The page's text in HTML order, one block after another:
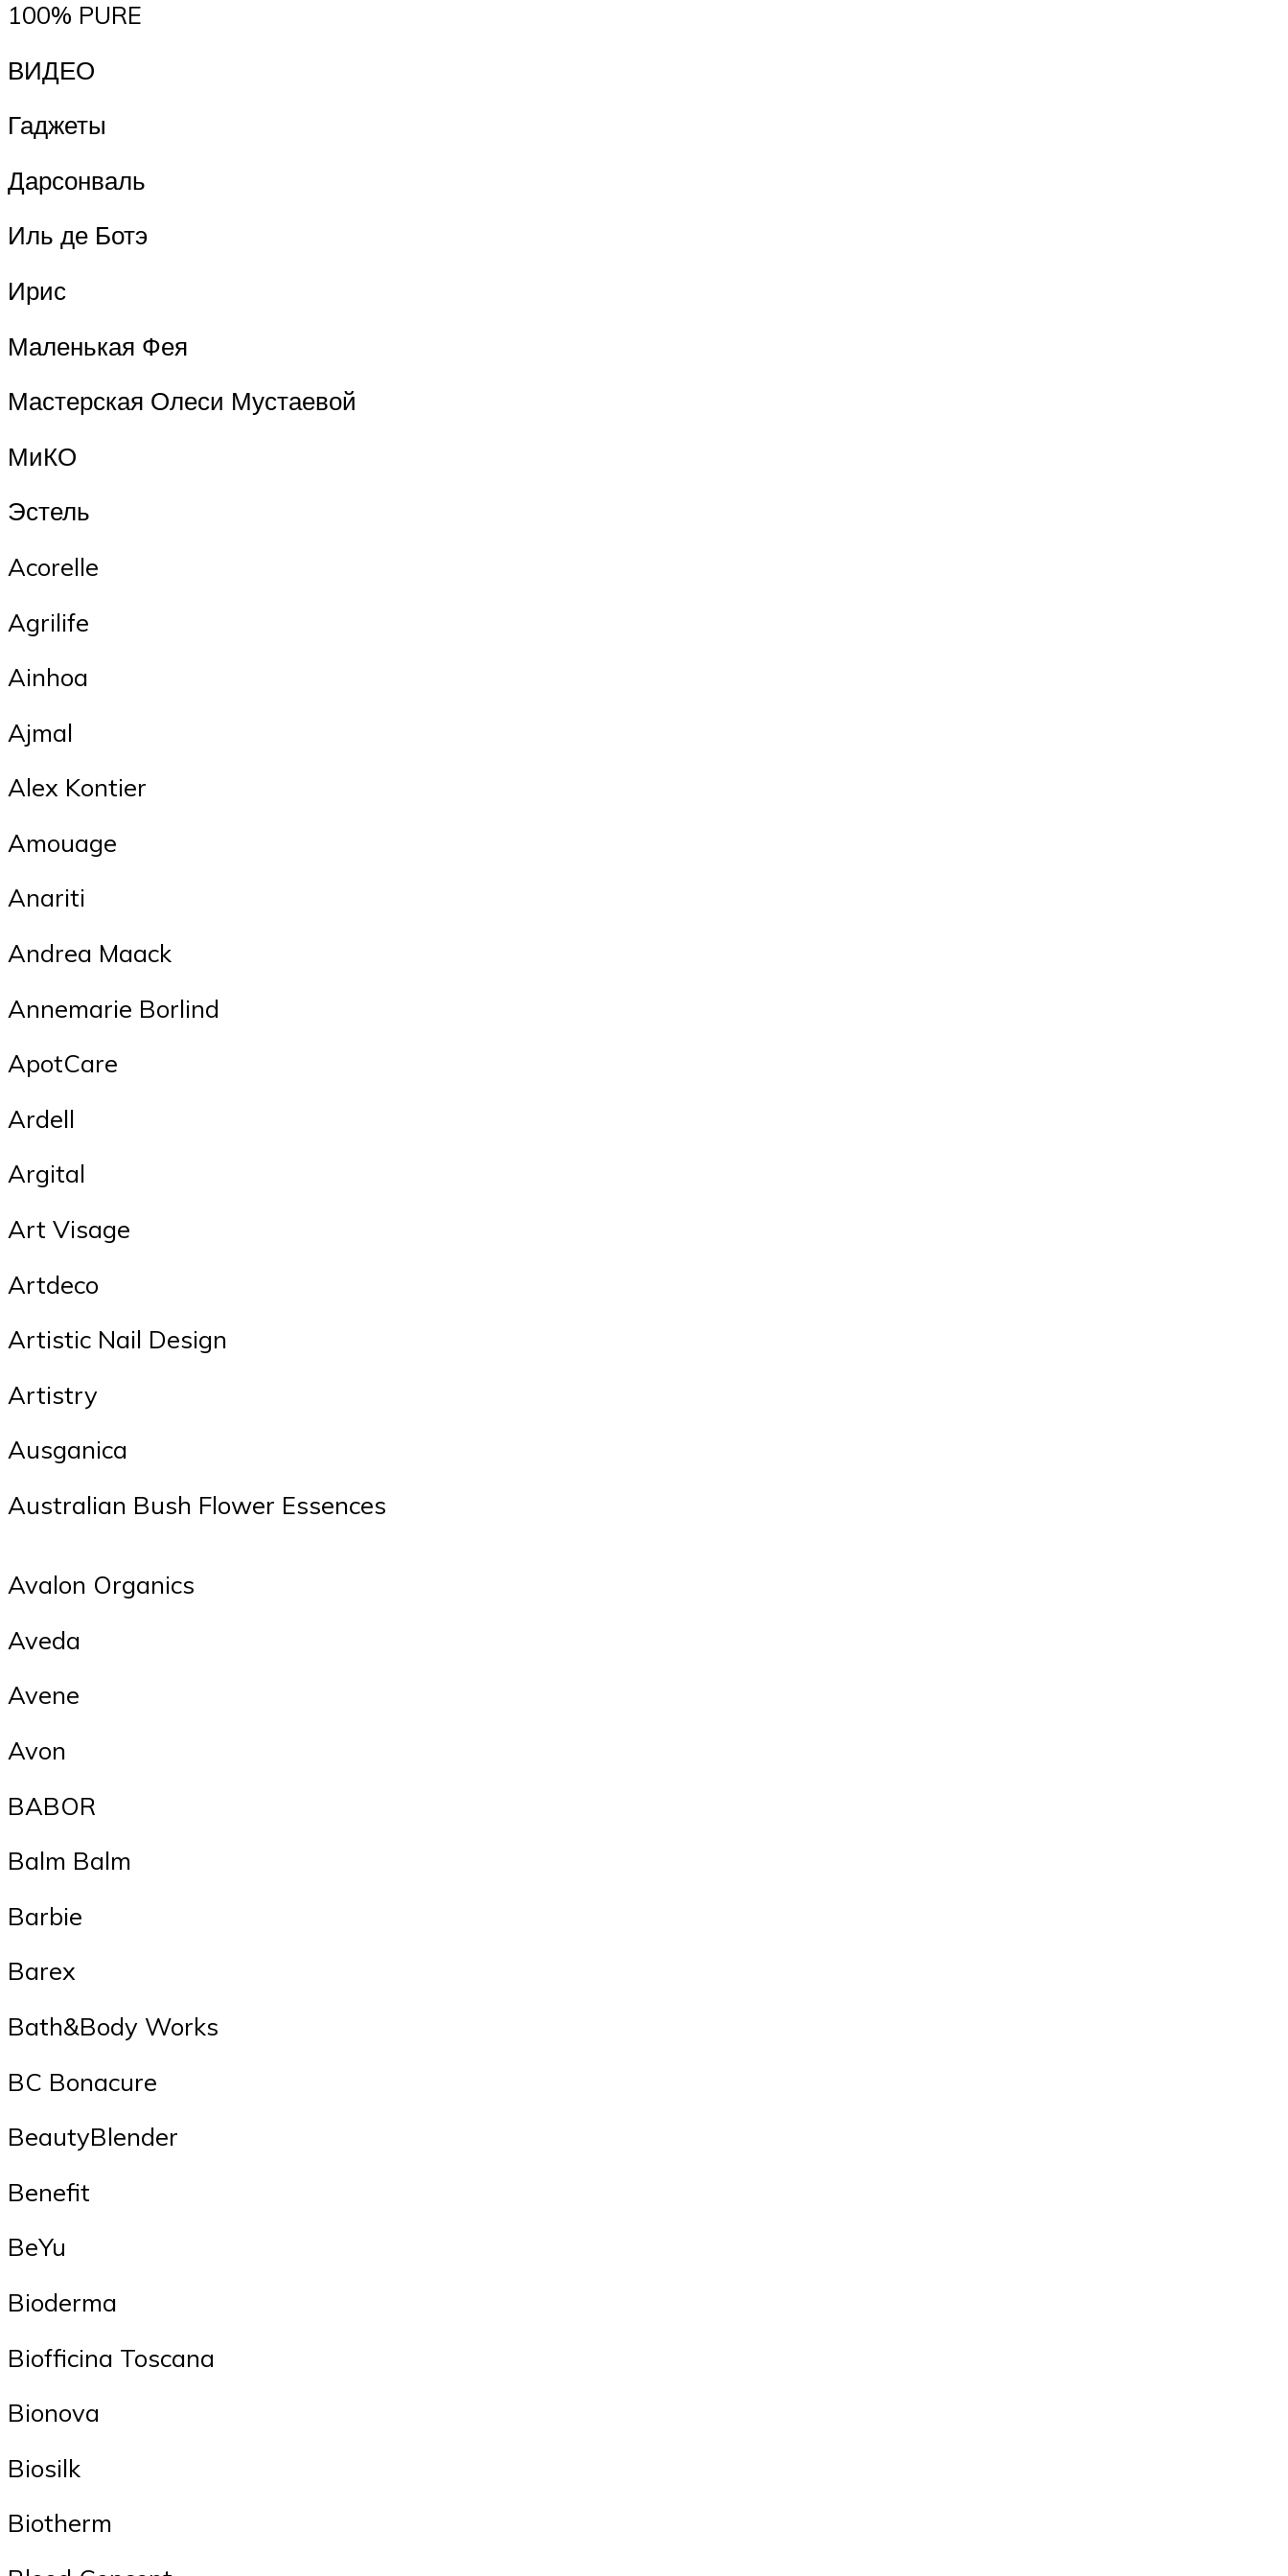
100% PURE
ВИДЕО
Гаджеты
Дарсонваль
Иль де Ботэ
Ирис
Маленькая Фея
Мастерская Олеси Мустаевой
МиКО
Эстель
Acorelle
Agrilife
Ainhoa
Ajmal
Alex Kontier
Amouage
Anariti
Andrea Maack
Annemarie Borlind
ApotCare
Ardell
Argital
Art Visage
Artdeco
Artistic Nail Design
Artistry
Ausganica
Australian Bush Flower Essences
Avalon Organics
Aveda
Avene
Avon
BABOR
Balm Balm
Barbie
Barex
Bath&Body Works
BC Bonacure
BeautyBlender
Benefit
BeYu
Bioderma
Biofficina Toscana
Bionova
Biosilk
Biotherm